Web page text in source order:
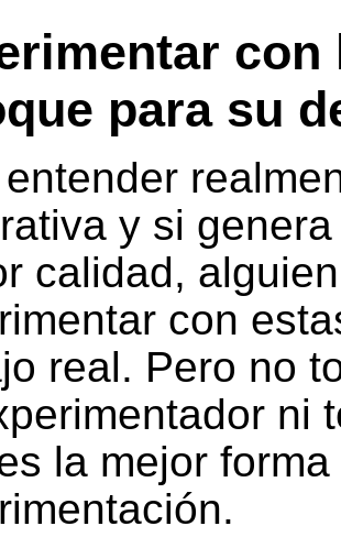
para su
y si
calidad,
con
real. Pero no
ni
la mejor forma